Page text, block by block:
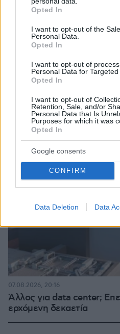
grant or deny consent to
use your data for below
consent section.
Opted In
I want to opt-out of the
Personal Data.
Opted In
I want to opt-out of
Personal Data for Targeted
Opted In
I want to opt-out of
Retention, Sale, and/or
Personal Data that Is
Purposes for which it was
Opted In
Google consents
CONFIRM
Data Deletion Data
Ο «Δράκος» του
προβλήματα όρασης
η αστυνομία τον είχε
ελεύθερο
Άλλος για data center;
ερχόμενη δεκαετία
07.08.2026, 20:16